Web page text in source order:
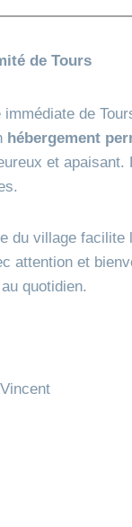
de Tours
de
hébergement
et apaisant.
du village facilite
attention et
quotidien.